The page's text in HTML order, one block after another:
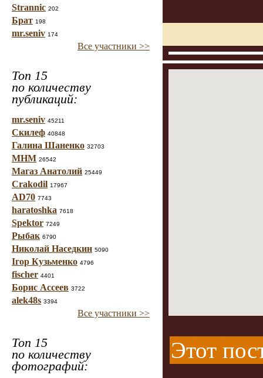
Strannic 202
Брат 198
mr.seniv 174
Все участники >>
Топ 15
по количеству
публикаций:
mr.seniv 45211
Скилеф 40848
Галина Шаненко 32703
МНМ 26542
Магаз Анатолий 25449
Crakodil 17967
AD70 7743
haratoshka 7618
Spektor 7249
Рыбак 6790
Николай Наседкин 5090
Ігор Кузьменко 4796
fischer 4401
Борис Ассеев 3722
alek48s 3394
Все участники >>
Топ 15
по количеству
фотографий:
Этот